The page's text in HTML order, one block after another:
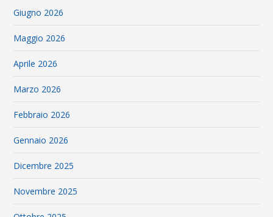
Giugno 2026
Maggio 2026
Aprile 2026
Marzo 2026
Febbraio 2026
Gennaio 2026
Dicembre 2025
Novembre 2025